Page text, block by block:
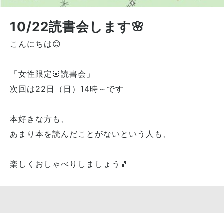
10/22読書会します🌸
こんにちは😊
「女性限定🌸読書会」
次回は22日（日）14時～です
本好きな方も、
あまり本を読んだことがないという人も、
楽しくおしゃべりしましょう🎵